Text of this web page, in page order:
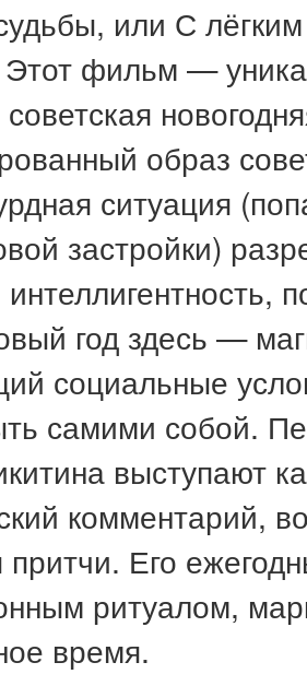
или С
фильм —
образ
ситуация
застройки)
год здесь —
социальные
самими собой.
выступают
комментарий,
Его
ритуалом,
время.